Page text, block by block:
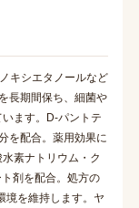
キシエタノールなど
長期間保ち、細菌や
ます。D-パントテ
を配合。薬用効果に
素ナトリウム・ク
剤を配合。処方の
境を維持します。ヤ